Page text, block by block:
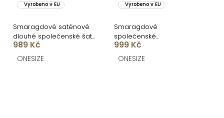
Vyrobeno v EU
Smaragdové saténové
dlouhé společenské šaty
CELESTIA s vlečkou
989 Kč
ONESIZE
Vyrobeno v EU
Smaragdové
společenské
asymetrické šaty
GAREVIA s rozparkem
999 Kč
ONESIZE